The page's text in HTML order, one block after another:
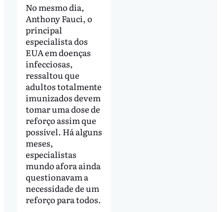
No mesmo dia,
Anthony Fauci, o
principal
especialista dos
EUA em doenças
infecciosas,
ressaltou que
adultos totalmente
imunizados devem
tomar uma dose de
reforço assim que
possível. Há alguns
meses,
especialistas
mundo afora ainda
questionavam a
necessidade de um
reforço para todos.